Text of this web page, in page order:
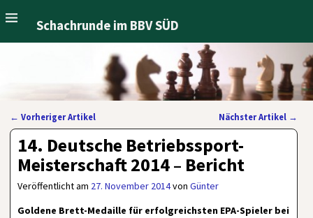
Schachrunde im BBV SÜD
Artikelnavigation
← Vorheriger Artikel Nächster Artikel →
14. Deutsche Betriebssport-
Meisterschaft 2014 – Bericht
Veröffentlicht am 27. November 2014vonGünter
Goldene Brett-Medaille für erfolgreichsten EPA-Spieler bei